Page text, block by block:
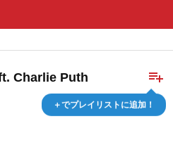
playlist_add
＋でプレイリストに追加！
Charlie Puth